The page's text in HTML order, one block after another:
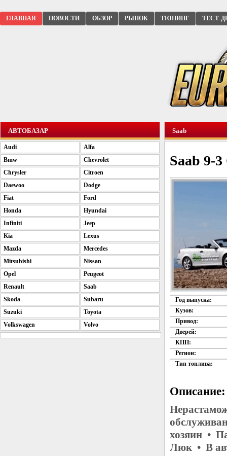
ГЛАВНАЯ НОВОСТИ ОБЗОР РЫНОК ТЮНИНГ ТЕСТ-
Saab
Saab 9-
Год выпуска:
Кузов:
Привод:
Дверей:
КПП:
Регион:
Тип топлива:
Описание:
хозяин •
Люк • В
АВТОБАЗАР
Audi
Alfa
Bmw
Chevrolet
Chrysler
Citroen
Daewoo
Dodge
Fiat
Ford
Honda
Hyundai
Infiniti
Jeep
Kia
Lexus
Mazda
Mercedes
Mitsubishi
Nissan
Opel
Peugeot
Renault
Saab
Skoda
Subaru
Suzuki
Toyota
Volkswagen
Volvo